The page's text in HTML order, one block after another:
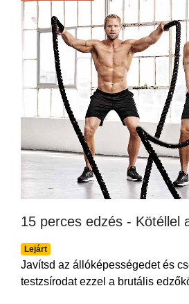
15 perces edzés - Kötéllel
Lejárt
Javítsd az állóképességedet és
testzsírodat ezzel a brutális